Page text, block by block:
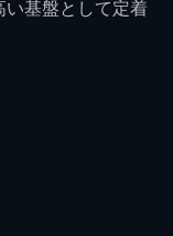
い基盤として定着